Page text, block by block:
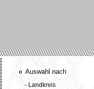
Auswahl nach
- Landkreis